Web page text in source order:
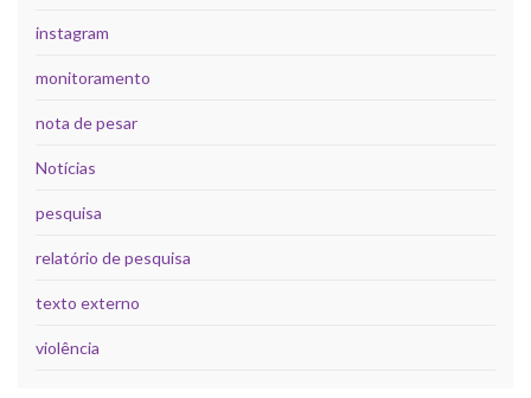
instagram
monitoramento
nota de pesar
Notícias
pesquisa
relatório de pesquisa
texto externo
violência